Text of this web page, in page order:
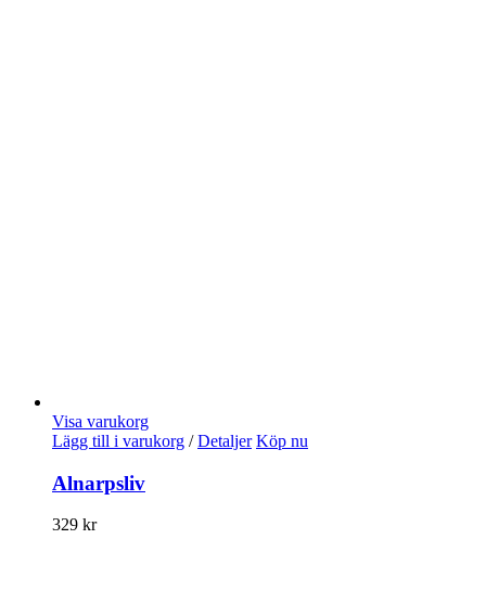
Visa varukorg
Lägg till i varukorg / Detaljer Köp nu
Alnarpsliv
329 kr